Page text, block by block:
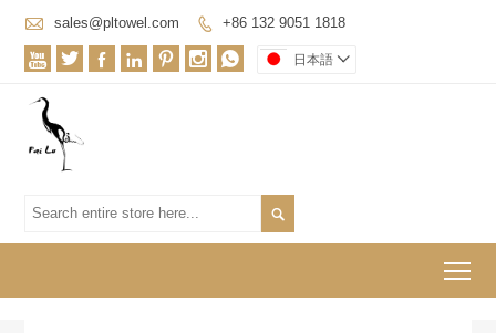
 sales@pltowel.com  +86 132 9051 1818
       日本語 
